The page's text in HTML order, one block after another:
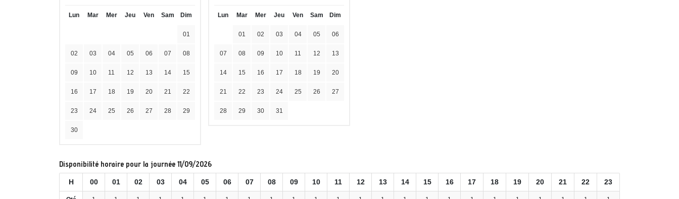
Lun Mar Mer Jeu Ven Sam Dim
01
02 03 04 05 06 07 08
09 10 11 12 13 14 15
16 17 18 19 20 21 22
23 24 25 26 27 28 29
30
Lun Mar Mer Jeu Ven Sam Dim
01 02 03 04 05 06
07 08 09 10 11 12 13
14 15 16 17 18 19 20
21 22 23 24 25 26 27
28 29 30 31
Disponibilité horaire pour la journée 11/09/2026
H 00 01 02 03 04 05 06 07 08 09 10 11 12 13 14 15 16 17 18 19 20 21 22 23